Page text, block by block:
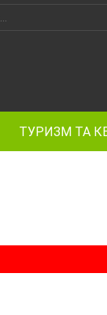
ТУРИЗМ ТА